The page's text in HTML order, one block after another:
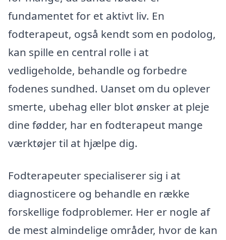
fundamentet for et aktivt liv. En
fodterapeut, også kendt som en podolog,
kan spille en central rolle i at
vedligeholde, behandle og forbedre
fodenes sundhed. Uanset om du oplever
smerte, ubehag eller blot ønsker at pleje
dine fødder, har en fodterapeut mange
værktøjer til at hjælpe dig.
Fodterapeuter specialiserer sig i at
diagnosticere og behandle en række
forskellige fodproblemer. Her er nogle af
de mest almindelige områder, hvor de kan